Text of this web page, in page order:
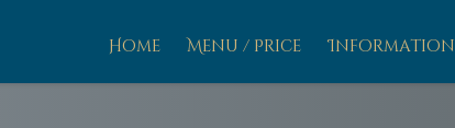
Home Menu / Price Information